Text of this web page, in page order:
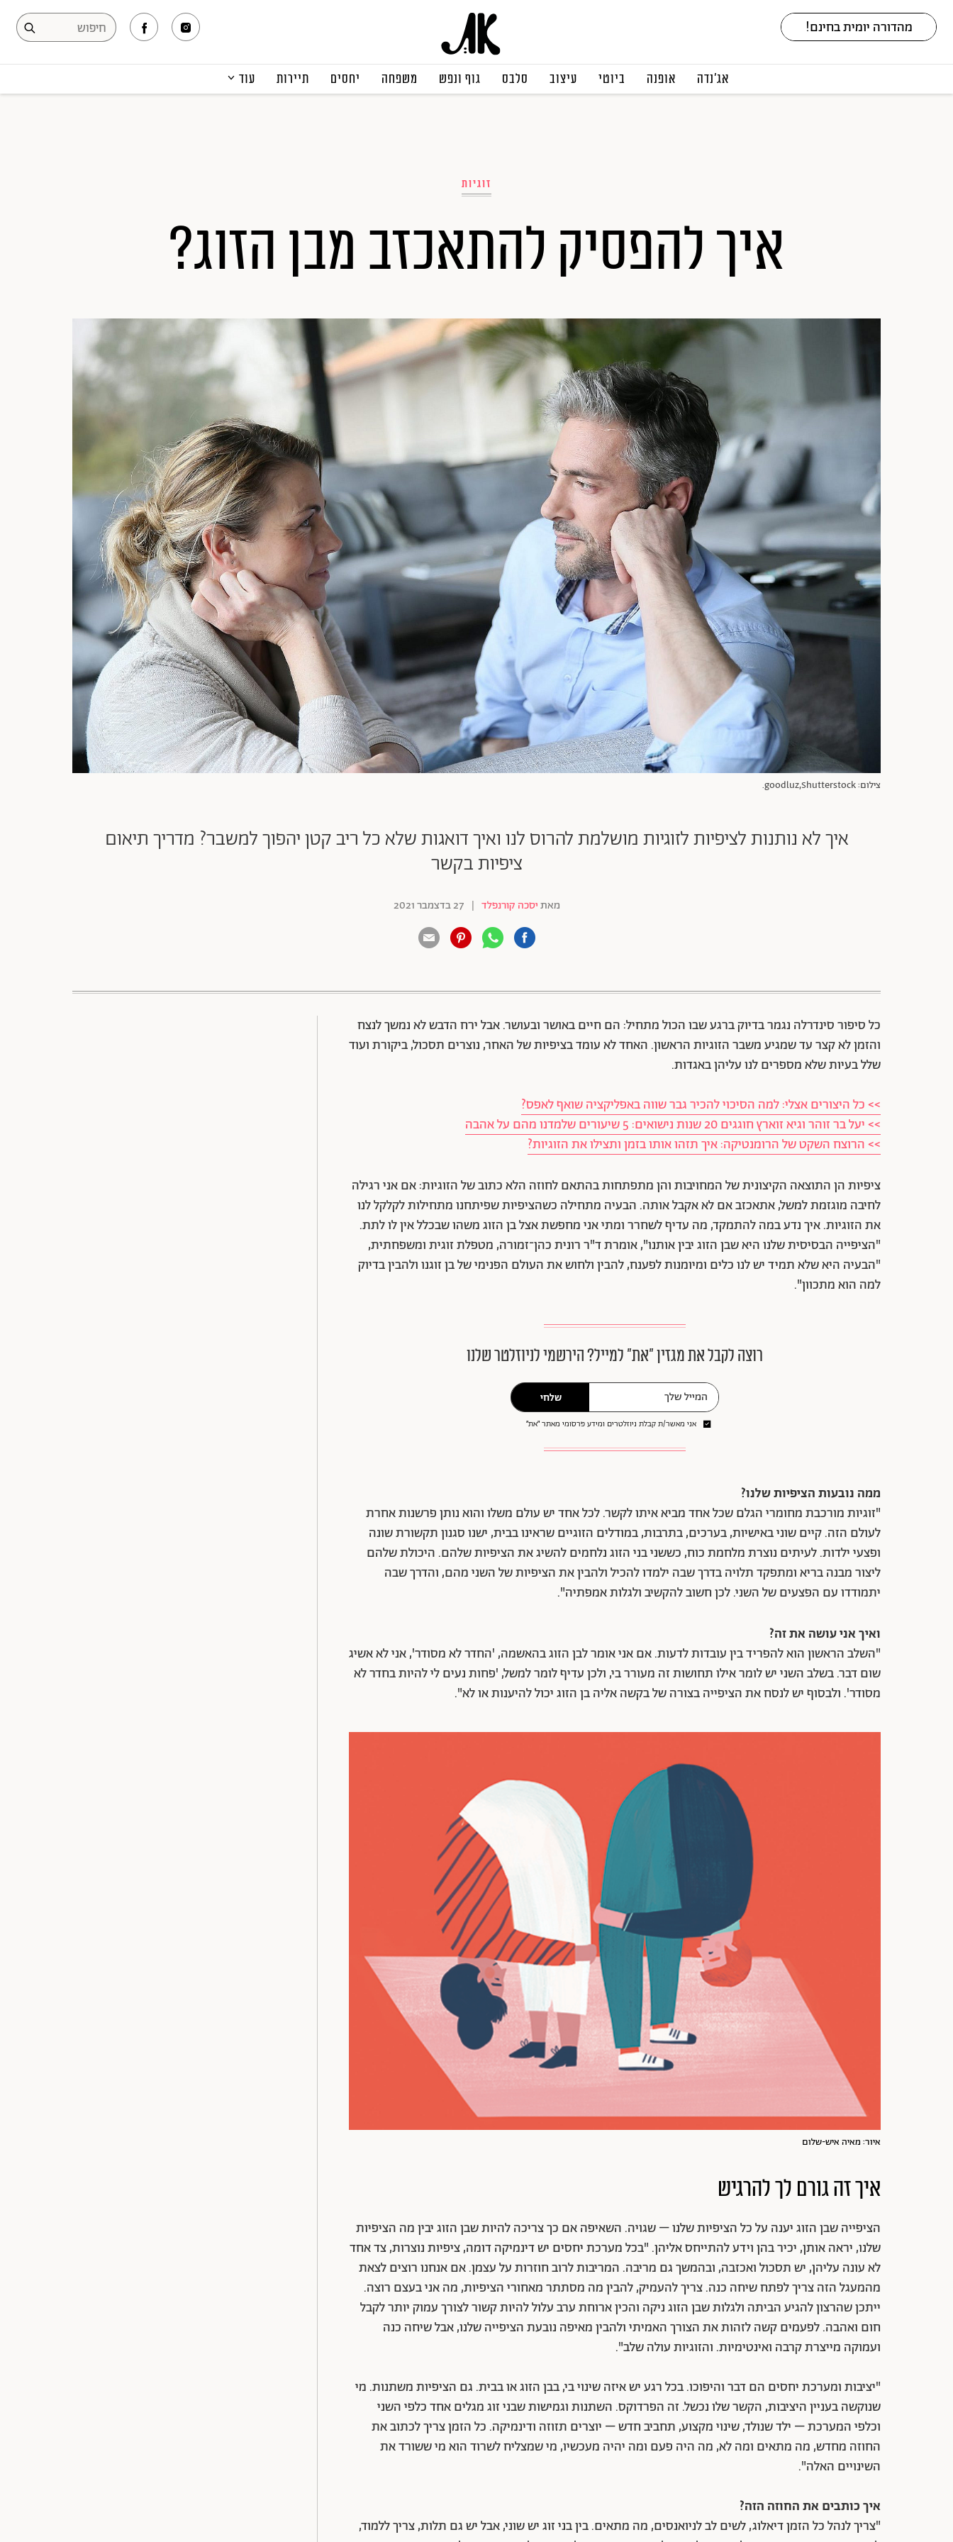
אג׳נדה אופנה ביוטי עיצוב סלבס גוף ונפש משפחה יחסים תיירות עוד
זוגיות
איך להפסיק להתאכזב מבן הזוג?
צילום: goodluz,Shutterstock.
איך לא נותנות לציפיות לזוגיות מושלמת להרוס לנו ואיך דואגות שלא כל ריב קטן יהפוך למשבר? מדריך תיאום
ציפיות בקשר
מאתיסכה קורנפלד | 27 בדצמבר 2021
כל סיפור סינדרלה נגמר בדיוק ברגע שבו הכול מתחיל: הם חיים באושר ובעושר. אבל ירח הדבש לא נמשך לנצח
והזמן לא קצר עד שמגיע משבר הזוגיות הראשון. האחד לא עומד בציפיות של האחר, נוצרים תסכול, ביקורת ועוד
שלל בעיות שלא מספרים לנו עליהן באגדות.
>> כל היצורים אצלי: למה הסיכוי להכיר גבר שווה באפליקציה שואף לאפס?
>> יעל בר זוהר וגיא זוארץ חוגגים 20 שנות נישואים: 5 שיעורים שלמדנו מהם על אהבה
>> הרוצח השקט של הרומנטיקה: איך תזהו אותו בזמן ותצילו את הזוגיות?
ציפיות הן התוצאה הקיצונית של המחויבות והן מתפתחות בהתאם לחוזה הלא כתוב של הזוגיות: אם אני רגילה
לחיבה מוגזמת למשל, אתאכזב אם לא אקבל אותה. הבעיה מתחילה כשהציפיות שפיתחנו מתחילות לקלקל לנו
את הזוגיות. איך נדע במה להתמקד, מה עדיף לשחרר ומתי אני מחפשת אצל בן הזוג משהו שבכלל אין לו לתת.
"הציפייה הבסיסית שלנו היא שבן הזוג יבין אותנו", אומרת ד"ר רונית כהן־זמורה, מטפלת זוגית ומשפחתית,
"הבעיה היא שלא תמיד יש לנו כלים ומיומנות לפענח, להבין ולחוש את העולם הפנימי של בן זוגנו ולהבין בדיוק
למה הוא מתכוון".
רוצה לקבל את מגזין ״את״ למייל? הירשמי לניוזלטר שלנו
שלחי
אני מאשר/ת קבלת ניוזלטרים ומידע פרסומי מאתר ״את״
ממה נובעות הציפיות שלנו?
"זוגיות מורכבת מחומרי הגלם שכל אחד מביא איתו לקשר. לכל אחד יש עולם משלו והוא נותן פרשנות אחרת
לעולם הזה. קיים שוני באישיות, בערכים, בתרבות, במודלים הזוגיים שראינו בבית, ישנו סגנון תקשורת שונה
ופצעי ילדות. לעיתים נוצרת מלחמת כוח, כששני בני הזוג נלחמים להשיג את הציפיות שלהם. היכולת שלהם
ליצור מבנה בריא ומתפקד תלויה בדרך שבה ילמדו להכיל ולהבין את הציפיות של השני מהם, והדרך שבה
יתמודדו עם הפצעים של השני. לכן חשוב להקשיב ולגלות אמפתיה".
ואיך אני עושה את זה?
"השלב הראשון הוא להפריד בין עובדות לדעות. אם אני אומר לבן הזוג בהאשמה, 'החדר לא מסודר', אני לא אשיג
שום דבר. בשלב השני יש לומר אילו תחושות זה מעורר בי, ולכן עדיף לומר למשל, 'פחות נעים לי להיות בחדר לא
מסודר'. ולבסוף יש לנסח את הציפייה בצורה של בקשה אליה בן הזוג יכול להיענות או לא".
איור: מאיה איש-שלום
איך זה גורם לך להרגיש
הציפייה שבן הזוג יענה על כל הציפיות שלנו – שגויה. השאיפה אם כך צריכה להיות שבן הזוג יבין מה הציפיות
שלנו, יראה אותן, יכיר בהן וידע להתייחס אליהן. "בכל מערכת יחסים יש דינמיקה דומה, ציפיות נוצרות, צד אחד
לא עונה עליהן, יש תסכול ואכזבה, ובהמשך גם מריבה. המריבות לרוב חוזרות על עצמן. אם אנחנו רוצים לצאת
מהמעגל הזה צריך לפתח שיחה כנה. צריך להעמיק, להבין מה מסתתר מאחורי הציפיות, מה אני בעצם רוצה.
ייתכן שהרצון להגיע הביתה ולגלות שבן הזוג ניקה והכין ארוחת ערב עלול להיות קשור לצורך עמוק יותר לקבל
חום ואהבה. לפעמים קשה לזהות את הצורך האמיתי ולהבין מאיפה נובעת הציפייה שלנו, אבל שיחה כנה
ועמוקה מייצרת קרבה ואינטימיות. והזוגיות עולה שלב".
"יציבות ומערכת יחסים הם דבר והיפוכו. בכל רגע יש איזה שינוי בי, בבן הזוג או בבית. גם הציפיות משתנות. מי
שנוקשה בעניין היציבות, הקשר שלו נכשל. זה הפרדוקס. השתנות וגמישות שבני זוג מגלים אחד כלפי השני
וכלפי המערכת – ילד שנולד, שינוי מקצוע, תחביב חדש – יוצרים תזוזה ודינמיקה. כל הזמן צריך לכתוב את
החוזה מחדש, מה מתאים ומה לא, מה היה פעם ומה יהיה מעכשיו, מי שמצליח לשרוד הוא מי ששורד את
השינויים האלה".
איך כותבים את החוזה הזה?
"צריך לנהל כל הזמן דיאלוג, לשים לב לניואנסים, מה מתאים. בין בני זוג יש שוני, אבל יש גם תלות, צריך ללמוד,